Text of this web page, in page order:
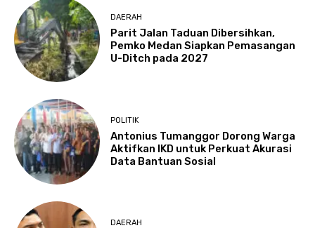
DAERAH
Parit Jalan Taduan Dibersihkan,
Pemko Medan Siapkan Pemasangan
U-Ditch pada 2027
POLITIK
Antonius Tumanggor Dorong Warga
Aktifkan IKD untuk Perkuat Akurasi
Data Bantuan Sosial
DAERAH